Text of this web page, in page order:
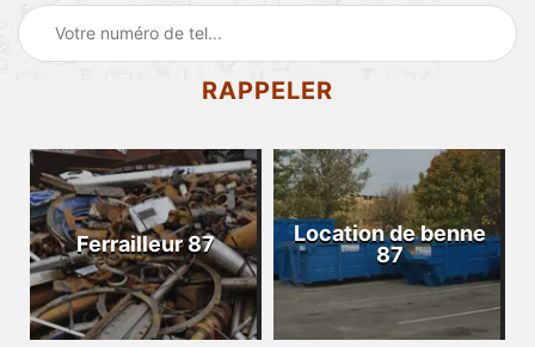
Ferrailleur 87
Location de benne
87